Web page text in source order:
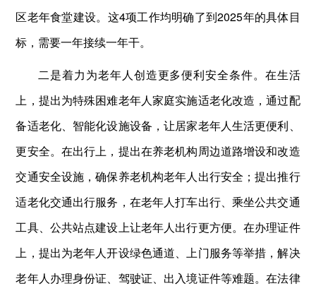
区老年食堂建设。这4项工作均明确了到2025年的具体目
标，需要一年接续一年干。
二是着力为老年人创造更多便利安全条件。在生活
上，提出为特殊困难老年人家庭实施适老化改造，通过配
备适老化、智能化设施设备，让居家老年人生活更便利、
更安全。在出行上，提出在养老机构周边道路增设和改造
交通安全设施，确保养老机构老年人出行安全；提出推行
适老化交通出行服务，在老年人打车出行、乘坐公共交通
工具、公共站点建设上让老年人出行更方便。在办理证件
上，提出为老年人开设绿色通道、上门服务等举措，解决
老年人办理身份证、驾驶证、出入境证件等难题。在法律